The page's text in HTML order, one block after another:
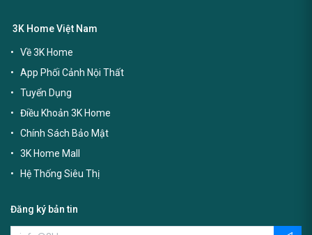
3K Home Việt Nam
Về 3K Home
App Phối Cảnh Nội Thất
Tuyển Dụng
Điều Khoản 3K Home
Chính Sách Bảo Mật
3K Home Mall
Hệ Thống Siêu Thị
Đăng ký bản tin